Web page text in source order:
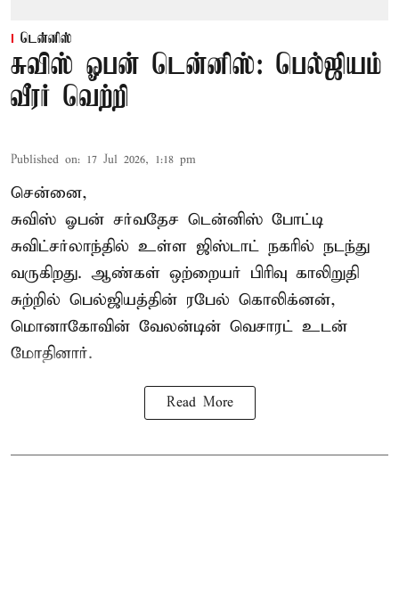
டென்னிஸ்
சுவிஸ் ஓபன் டென்னிஸ்: பெல்ஜியம்
வீரர் வெற்றி
Published on: 17 Jul 2026, 1:18 pm
சென்னை,
சுவிஸ் ஓபன் சர்வதேச டென்னிஸ் போட்டி
சுவிட்சர்லாந்தில் உள்ள ஜிஸ்டாட் நகரில் நடந்து
வருகிறது. ஆண்கள் ஒற்றையர் பிரிவு காலிறுதி
சுற்றில் பெல்ஜியத்தின் ரபேல் கொலிக்னன்,
மொனாகோவின் வேலன்டின் வெசாரட் உடன்
மோதினார்.
Read More